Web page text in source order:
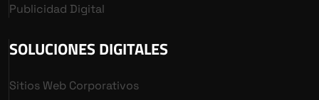
Publicidad Digital
SOLUCIONES DIGITALES
Sitios Web Corporativos